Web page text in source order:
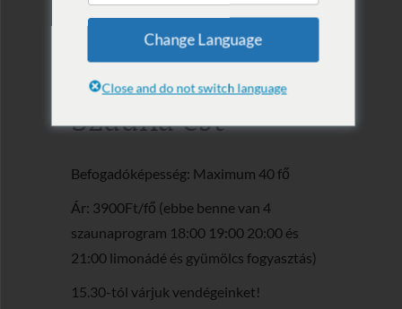
2020.10.03.
Szezonnyitó
Szauna est
Befogadóképesség: Maximum 40 fő
Ár: 3900Ft/fő (ebbe benne van 4
szaunaprogram 18:00 19:00 20:00 és
21:00 limonádé és gyümölcs fogyasztás)
15.30-tól várjuk vendégeinket!
Change Language
Close and do not switch language